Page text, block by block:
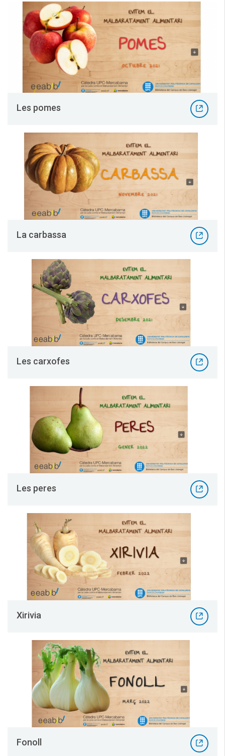
Les pomes
La carbassa
Les carxofes
Les peres
Xirivia
Fonoll